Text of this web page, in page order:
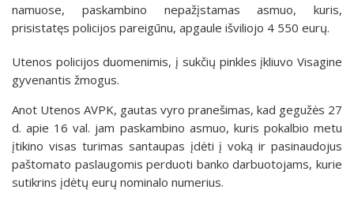
namuose, paskambino nepažįstamas asmuo, kuris,
prisistatęs policijos pareigūnu, apgaule išviliojo 4 550 eurų.
Utenos policijos duomenimis, į sukčių pinkles įkliuvo Visagine
gyvenantis žmogus.
Anot Utenos AVPK, gautas vyro pranešimas, kad gegužės 27
d. apie 16 val. jam paskambino asmuo, kuris pokalbio metu
įtikino visas turimas santaupas įdėti į voką ir pasinaudojus
paštomato paslaugomis perduoti banko darbuotojams, kurie
sutikrins įdėtų eurų nominalo numerius.